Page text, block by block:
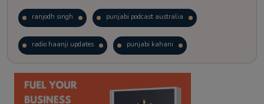
ranjodh singh punjabi podcast australia
radio haanji updates punjabi kahani
kitaab kahani punjabi story